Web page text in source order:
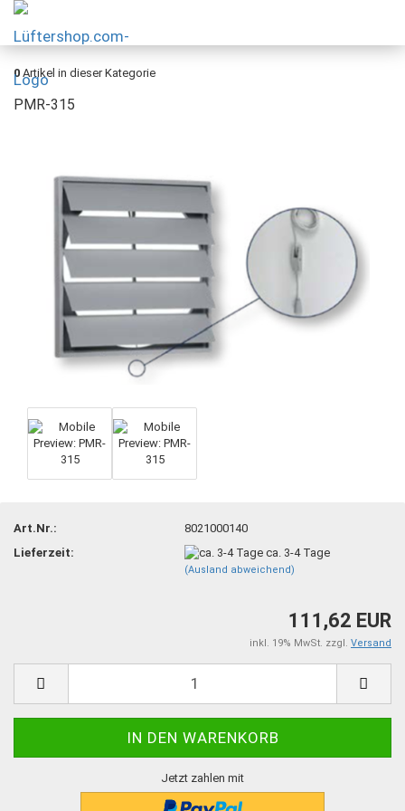
0 Artikel in dieser Kategorie
PMR-315
Art.Nr.:
8021000140
Lieferzeit:
ca. 3-4 Tage
(Ausland abweichend)
111,62 EUR
inkl. 19% MwSt. zzgl. Versand
Jetzt zahlen mit